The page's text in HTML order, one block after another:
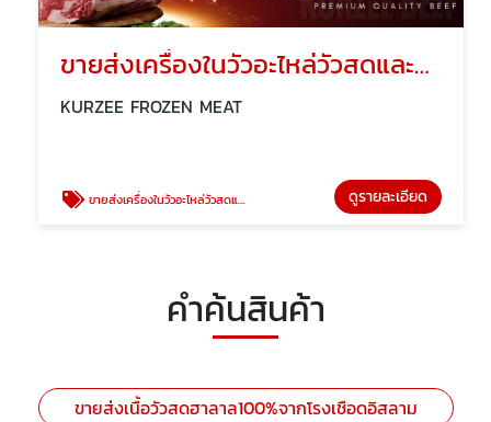
ขายส่งเครื่องในวัวอะไหล่วัวสดและแช่แข็ง
KURZEE FROZEN MEAT
ขายส่งเครื่องในวัวอะไหล่วัวสดและแช่แข็ง ดูรายละเอียด
คำค้นสินค้า
ขายส่งเนื้อวัวสดฮาลาล100%จากโรงเชือดอิสลาม